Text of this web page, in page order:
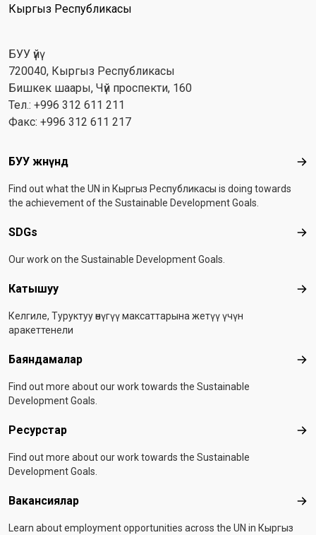
Кыргыз Республикасы
БУУ үйү
720040, Кыргыз Республикасы
Бишкек шаары, Чүй проспекти, 160
Тел.: +996 312 611 211
Факс: +996 312 611 217
Footer menu
БУУ жөнүндө
Find out what the UN in Кыргыз Республикасы is doing towards
the achievement of the Sustainable Development Goals.
SDGs
Our work on the Sustainable Development Goals.
Катышуу
Келгиле, Туруктуу өнүгүү максаттарына жетүү үчүн
аракеттенели
Баяндамалар
Find out more about our work towards the Sustainable
Development Goals.
Ресурстар
Find out more about our work towards the Sustainable
Development Goals.
Вакансиялар
Learn about employment opportunities across the UN in Кыргыз